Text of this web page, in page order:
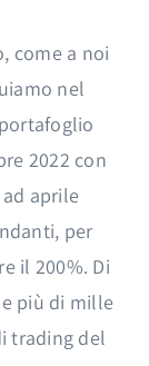
come a noi
nel
2022 con
aprile
per
il 200%. Di
più di mille
trading del